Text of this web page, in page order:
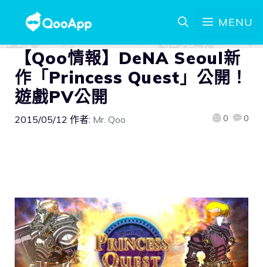
MENU
【Qoo情報】DeNA Seoul新
作「Princess Quest」公開！
遊戲PV公開
2015/05/12 作者: Mr. Qoo 0 0